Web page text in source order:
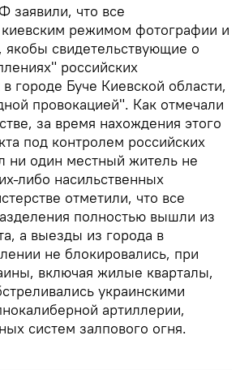
что все
режимом фотографии и
якобы свидетельствующие о
российских
городе Буче Киевской области,
провокацией". Как отмечали
за время нахождения этого
под контролем российских
ни один местный житель не
либо насильственных
отметили, что все
полностью вышли из
а выезды из города в
не блокировались, при
включая жилые кварталы,
украинскими
артиллерии,
систем залпового огня.